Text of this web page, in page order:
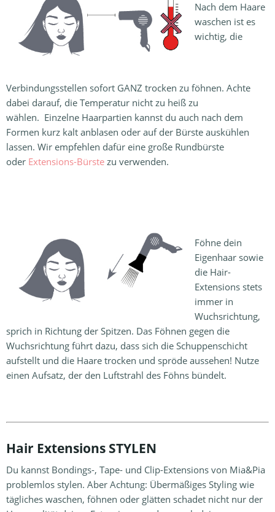
Nach dem Haare
waschen ist es
wichtig, die
Verbindungsstellen sofort GANZ trocken zu föhnen. Achte
dabei darauf, die Temperatur nicht zu heiß zu
wählen. Einzelne Haarpartien kannst du auch nach dem
Formen kurz kalt anblasen oder auf der Bürste auskühlen
lassen. Wir empfehlen dafür eine große Rundbürste
oder Extensions-Bürste zu verwenden.
Föhne dein
Eigenhaar sowie
die Hair-
Extensions stets
immer in
Wuchsrichtung,
sprich in Richtung der Spitzen. Das Föhnen gegen die
Wuchsrichtung führt dazu, dass sich die Schuppenschicht
aufstellt und die Haare trocken und spröde aussehen! Nutze
einen Aufsatz, der den Luftstrahl des Föhns bündelt.
Hair Extensions STYLEN
Du kannst Bondings-, Tape- und Clip-Extensions von Mia&Pia
problemlos stylen. Aber Achtung: Übermäßiges Styling wie
tägliches waschen, föhnen oder glätten schadet nicht nur der